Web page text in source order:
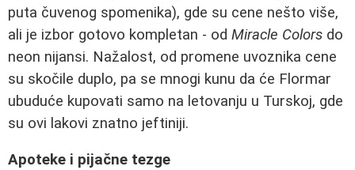
puta čuvenog spomenika), gde su cene nešto više,
ali je izbor gotovo kompletan - od Miracle Colors do
neon nijansi. Nažalost, od promene uvoznika cene
su skočile duplo, pa se mnogi kunu da će Flormar
ubuduće kupovati samo na letovanju u Turskoj, gde
su ovi lakovi znatno jeftiniji.
Apoteke i pijačne tezge